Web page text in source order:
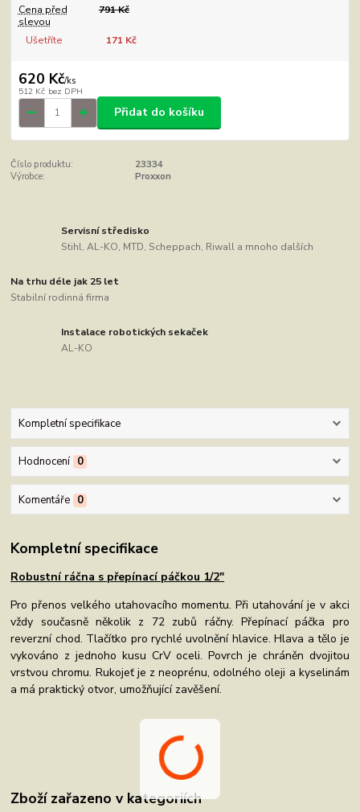
Cena před
slevou
791 Kč
Ušetříte 171 Kč
620 Kč/ks
512 Kč bez DPH
Přidat do košíku
Číslo produktu:
23334
Výrobce:
Proxxon
Servisní středisko
Stihl, AL-KO, MTD, Scheppach, Riwall a mnoho dalších
Na trhu déle jak 25 let
Stabilní rodinná firma
Instalace robotických sekaček
AL-KO
Kompletní specifikace
Hodnocení 0
Komentáře 0
Kompletní specifikace
Robustní ráčna s přepínací páčkou 1/2"
Pro přenos velkého utahovacího momentu. Při utahování je v akci
vždy současně několik z 72 zubů ráčny. Přepínací páčka pro
reverzní chod. Tlačítko pro rychlé uvolnění hlavice. Hlava a tělo je
vykováno z jednoho kusu CrV oceli. Povrch je chráněn dvojitou
vrstvou chromu. Rukojeť je z neoprénu, odolného oleji a kyselinám
a má praktický otvor, umožňující zavěšení.
Zboží zařazeno v kategoriích